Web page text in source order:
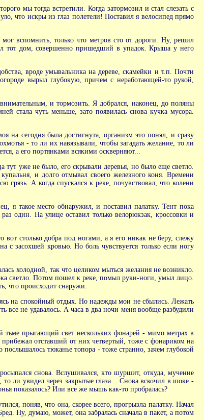
мы тогда встретили. Когда затормозил и стал слезать с
что искры из глаз полетели! Поставил я велосипед прямо
вспомнить, только что метров сто от дороги. Ну, решил
тот дом, совершенно пришедший в упадок. Крыша у него
вроде умывальника на дереве, скамейки и т.п. Почти
вырыл глубокую, причем с неработающей-то рукой,
и тормозить. Я добрался, наконец, до поляны
стала чуть меньше, зато появилась снова кучка мусора.
на сегодня была достигнута, организм это понял, и сразу
- то ли их навязывали, чтобы загадать желание, то ли
а его портянками всякими оскверняют...
тут уже не было, его скрывали деревья, но было еще светло.
и долго отмывал своего железного коня. Времени
А когда спускался к реке, почувствовал, что колени
я такое место обнаружил, и поставил палатку. Тент пока
один. На улице оставил только велорюкзак, кроссовки и
столько добра под ногами, а я его никак не беру, слежу
с засохшей кровью. Но боль чувствуется только если ногу
холодной, так что целиком мыться желания не возникло.
светло. Потом пошел к реке, помыл руки-ноги, умыл лицо.
что происходит снаружи.
на спокойный отдых. Но надежды мои не сбылись. Лежать
все не удавалось. А часа в два ночи меня вообще разбудили
тьме прыгающий свет нескольких фонарей - мимо метрах в
отставший от них четвертый, тоже с фонариком на
тюканье топора - тоже странно, зачем глубокой
снова. Вслушивался, кто шуршит, откуда, мучение
ли увидел через закрытые глаза... Снова вскочил в шоке -
показалось? Или все же мышь как-то пробралась?
поняв, что она, скорее всего, прогрызла палатку. Начал
Ну, думаю, может, она забралась сначала в пакет, а потом